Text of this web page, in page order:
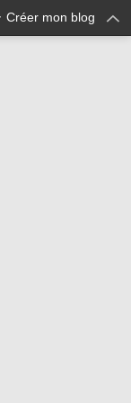
Créer mon blog